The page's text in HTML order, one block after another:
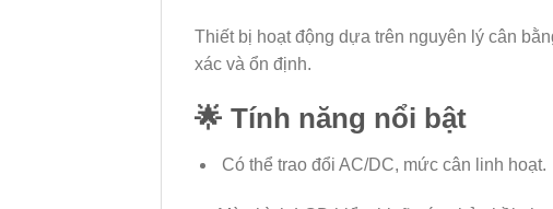
Thiết bị hoạt động dựa trên nguyên lý cân
xác và ổn định.
🌟 Tính năng nổi bật
Có thể trao đổi AC/DC, mức cân linh hoạt.